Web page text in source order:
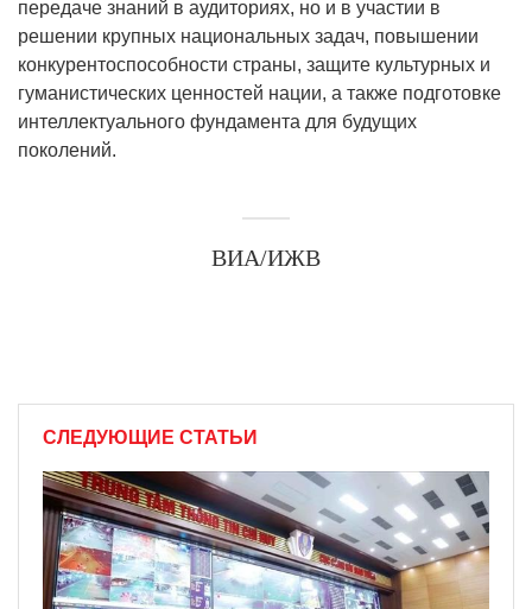
передаче знаний в аудиториях, но и в участии в
решении крупных национальных задач, повышении
конкурентоспособности страны, защите культурных и
гуманистических ценностей нации, а также подготовке
интеллектуального фундамента для будущих
поколений.
ВИА/ИЖВ
СЛЕДУЮЩИЕ СТАТЬИ